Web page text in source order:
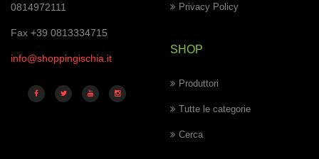
0814972111
Fax +39 0813334715
info@shoppingischia.it
Privacy Policy
SHOP
Produttori
Tutte le categorie
Cerca